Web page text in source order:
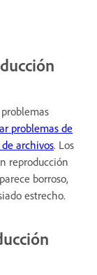
problemas de
archivos. Los
reproducción
borroso,
estrecho.